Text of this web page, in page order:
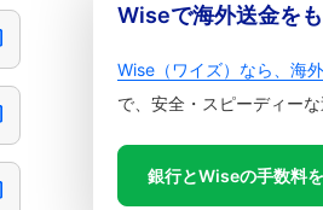
Wiseで海外送金を
Wise（ワイズ）なら、海
で、安全・スピーディーな
銀行とWiseの手数料